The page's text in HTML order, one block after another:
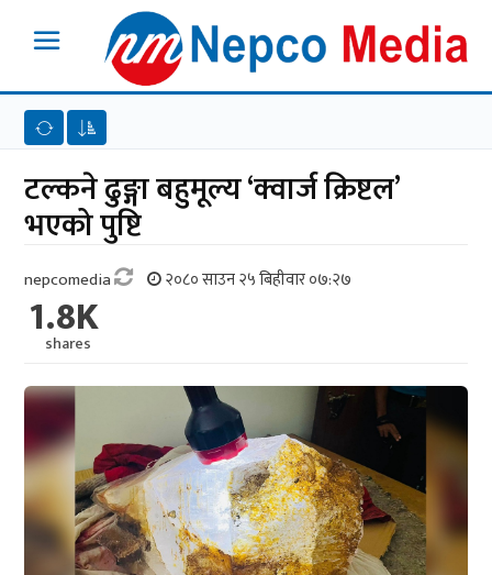
टल्कने ढुङ्गा बहुमूल्य ‘क्वार्ज क्रिष्टल’
भएको पुष्टि
nepcomedia २०८० साउन २५ बिहीवार ०७:२७
1.8K
shares